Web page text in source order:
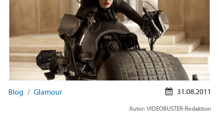
Blog Glamour 31.08.2011
Autor: VIDEOBUSTER-Redaktion